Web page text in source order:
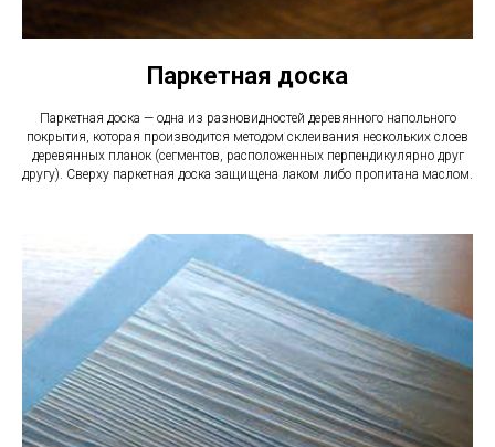
Паркетная доска
Паркетная доска — одна из разновидностей деревянного напольного
покрытия, которая производится методом склеивания нескольких слоев
деревянных планок (сегментов, расположенных перпендикулярно друг
другу). Сверху паркетная доска защищена лаком либо пропитана маслом.